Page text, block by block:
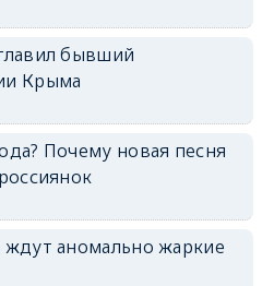
бывший
Крыма
Почему новая песня
аномально жаркие